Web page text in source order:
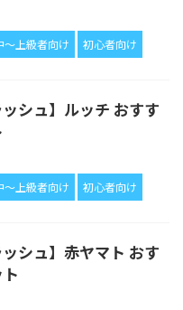
〜上級者向け 初心者向け
ッシュ】ルッチ おすす
〜上級者向け 初心者向け
ッシュ】赤ヤマト おす